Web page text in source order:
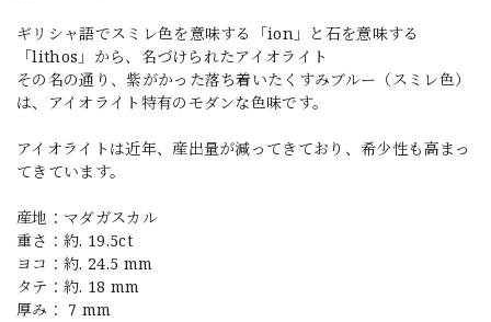
ギリシャ語でスミレ色を意味する「ion」と石を意味する
「lithos」から、名づけられたアイオライト
その名の通り、紫がかった落ち着いたくすみブルー（スミレ色）
は、アイオライト特有のモダンな色味です。
アイオライトは近年、産出量が減ってきており、希少性も高まっ
てきています。
産地：マダガスカル
重さ：約. 19.5ct
ヨコ：約. 24.5 mm
タテ：約. 18 mm
厚み： 7 mm